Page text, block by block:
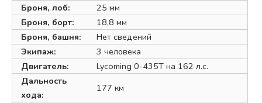
Броня, лоб:
25 мм
Броня, борт:
18,8 мм
Броня, башня:
Нет сведений
Экипаж:
3 человека
Двигатель:
Lycoming 0-435T на 162 л.с.
Дальность
хода:
177 км